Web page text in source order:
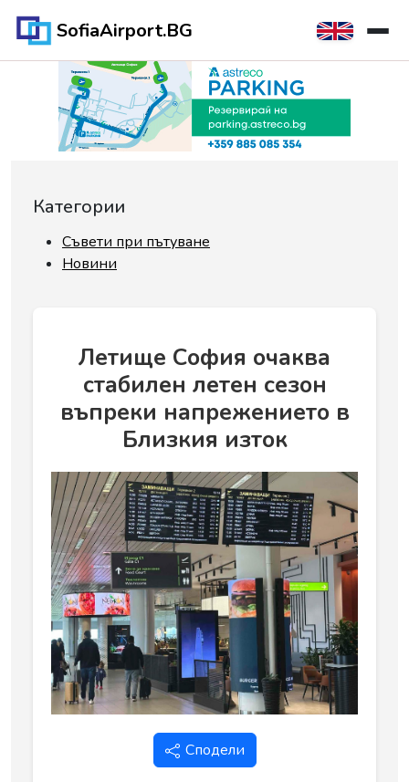
SofiaAirport.BG
Категории
Съвети при пътуване
Новини
Летище София очаква
стабилен летен сезон
въпреки напрежението в
Близкия изток
Сподели